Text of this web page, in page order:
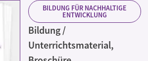
BILDUNG FÜR NACHHALTIGE
ENTWICKLUNG
Bildung /
Unterrichtsmaterial,